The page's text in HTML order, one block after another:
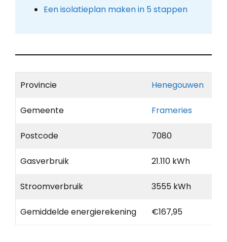
Een isolatieplan maken in 5 stappen
Provincie Henegouwen
Gemeente Frameries
Postcode 7080
Gasverbruik 21.110 kWh
Stroomverbruik 3555 kWh
Gemiddelde energierekening €167,95